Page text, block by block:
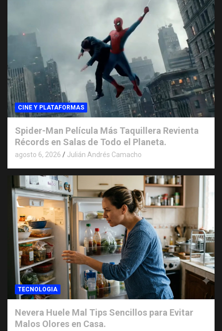
CINE Y PLATAFORMAS
Spider-Man Película Más Taquillera Revienta
Récords en Salas de Todo el Planeta.
agosto 6, 2026 Julián Andrés Camacho
TECNOLOGIA
Nevera Huele Mal Tips Sencillos para Evitar
Malos Olores en Casa.